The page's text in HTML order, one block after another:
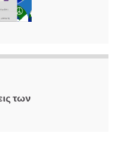
των